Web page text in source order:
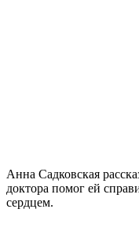
Анна Садковская
доктора помог ей
сердцем.